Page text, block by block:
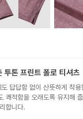
투톤 프린트 폴로 티셔츠
답답함 없이 산뜻하게 착
적함을 오래도록 유지해
합니다.